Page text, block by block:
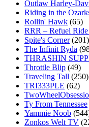
Outlaw Harley-
Riding in the
Rollin' Hawk (65)
RRR – Refuel Ride
Spite's Corner (201)
The Infinit Ryda
THRASHIN
Throttle Blip (49)
Traveling Tall (250)
TRI333PLE (62)
Ty From Tennessee
Yammie Noob
Zonkos Welt TV